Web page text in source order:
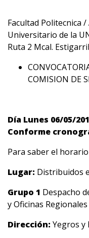
Facultad Politecnica
Universitario de la
Ruta 2 Mcal.
COMISION DE
Día Lunes 06/05/
Conforme
Para saber el
Lugar: Distribuidos
Grupo 1 Despacho
y Oficinas Regionales
Dirección: Yegros y